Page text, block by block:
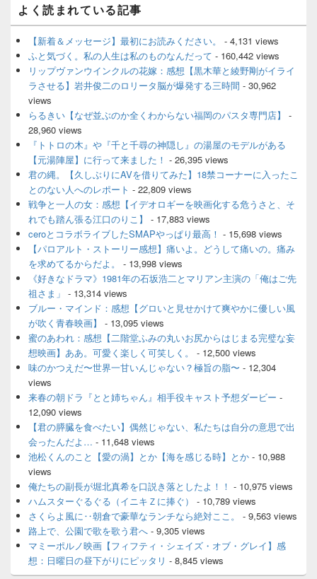
ン
サ
イ
バ
ィ
ェ
エ
ア
よく読まれている記事
【新着＆メッセージ】最初にお読みください。
- 4,131 views
ふと気づく。私の人生は私のものなんだって - 160,442 views
リップヴァンウインクルの花嫁：感想【黒木華と綾野剛がイライ
ラさせる】岩井俊二のロリータ脳が爆発する三時間 - 30,962
views
らるきい【なぜ並ぶのか全くわからない福岡のパスタ専門店】
-
28,960 views
『トトロの木』や『千と千尋の神隠し』の湯屋のモデルがある
【元湯陣屋】に行って来ました！ - 26,395 views
君の縄。【久しぶりにAVを借りてみた】18禁コーナーに入ったこ
とのない人へのレポート - 22,809 views
戦争と一人の女：感想【イデオロギーを映画化する危うさと、そ
れでも踏ん張る江口のりこ】
- 17,883 views
ceroとコラボライブしたSMAPやっぱり最高！ - 15,698 views
【パロアルト・ストーリー感想】痛いよ。どうして痛いの。痛み
を求めてるからだよ。
- 13,998 views
《好きなドラマ》1981年の石坂浩二とマリアン主演の「俺はご先
祖さま」 - 13,314 views
ブルー・マインド：感想【グロいと見せかけて爽やかに優しい風
が吹く青春映画】
- 13,095 views
蜜のあわれ：感想【二階堂ふみの丸いお尻からはじまる完璧な妄
想映画】ああ。可愛く楽しく可笑しく。
- 12,500 views
味のかつえだ〜世界一甘いんじゃない？極旨の脂〜 - 12,304
views
来春の朝ドラ『とと姉ちゃん』相手役キャスト予想ダービー -
12,090 views
【君の膵臓を食べたい】偶然じゃない、私たちは自分の意思で出
会ったんだよ… - 11,648 views
池松くんのこと【愛の渦】とか【海を感じる時】とか - 10,988
views
俺たちの副長が堀北真希を口説き落としたよ！！ - 10,975 views
ハムスターぐるぐる（イニキＺに捧ぐ）
- 10,789 views
さくらよ風に‥朝倉で豪華なランチなら絶対ここ。
- 9,563 views
路上で、公園で歌を歌う君へ - 9,305 views
マミーポルノ映画【フィフティ・シェイズ・オブ・グレイ】感
想：日曜日の昼下がりにピッタリ - 8,845 views